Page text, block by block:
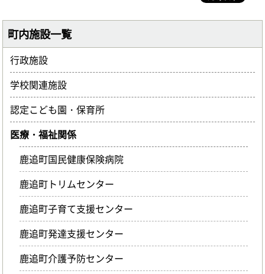
町内施設一覧
行政施設
学校関連施設
認定こども園・保育所
医療・福祉関係
鹿追町国民健康保険病院
鹿追町トリムセンター
鹿追町子育て支援センター
鹿追町発達支援センター
鹿追町介護予防センター